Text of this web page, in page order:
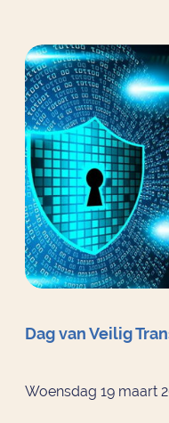
Dag van Veilig
Woensdag 19 maart